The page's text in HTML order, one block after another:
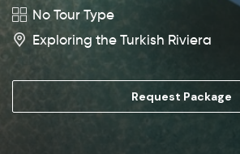
No Tour Type
Exploring the Turkish Riviera
Request Package